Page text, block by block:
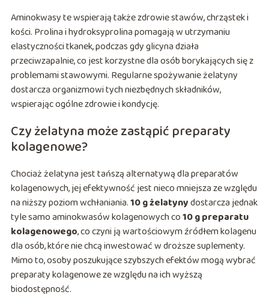
Aminokwasy te wspierają także zdrowie stawów, chrząstek i
kości. Prolina i hydroksyprolina pomagają w utrzymaniu
elastyczności tkanek, podczas gdy glicyna działa
przeciwzapalnie, co jest korzystne dla osób borykających się z
problemami stawowymi. Regularne spożywanie żelatyny
dostarcza organizmowi tych niezbędnych składników,
wspierając ogólne zdrowie i kondycję.
Czy żelatyna może zastąpić preparaty
kolagenowe?
Chociaż żelatyna jest tańszą alternatywą dla preparatów
kolagenowych, jej efektywność jest nieco mniejsza ze względu
na niższy poziom wchłaniania.10 g żelatynydostarcza jednak
tyle samo aminokwasów kolagenowych co10 g preparatu
kolagenowego, co czyni ją wartościowym źródłem kolagenu
dla osób, które nie chcą inwestować w droższe suplementy.
Mimo to, osoby poszukujące szybszych efektów mogą wybrać
preparaty kolagenowe ze względu na ich wyższą
biodostępność.